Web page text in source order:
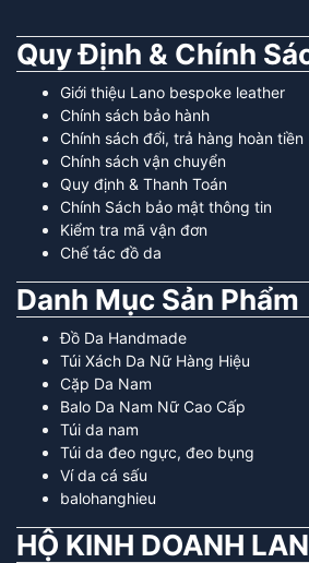
Quy Định & Chính
Giới thiệu Lano bespoke leather
Chính sách bảo hành
Chính sách đổi, trả hàng hoàn tiền
Chính sách vận chuyển
Quy định & Thanh Toán
Chính Sách bảo mật thông tin
Kiểm tra mã vận đơn
Chế tác đồ da
Danh Mục Sản Phẩm
Đồ Da Handmade
Túi Xách Da Nữ Hàng Hiệu
Cặp Da Nam
Balo Da Nam Nữ Cao Cấp
Túi da nam
Túi da đeo ngực, đeo bụng
Ví da cá sấu
balohanghieu
HỘ KINH DOANH